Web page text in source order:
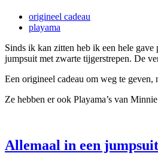
origineel cadeau
playama
Sinds ik kan zitten heb ik een hele
jumpsuit met zwarte tijgerstrepen. De
Een origineel cadeau om weg te
Ze hebben er ook Playama’s van
Allemaal in een jumpsuit